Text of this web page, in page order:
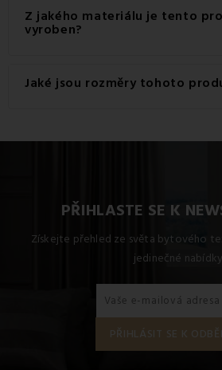
Gramáž materiálu použitého pro
g/m2.
Z jakého materiálu je tento
vyroben?
Tento produkt je vyroben z kvalitního
Bavlna.
Jaké jsou rozměry tohoto
PŘIHLASTE SE K
Získejte přehled ze světa bytového
jedinečné nabídky